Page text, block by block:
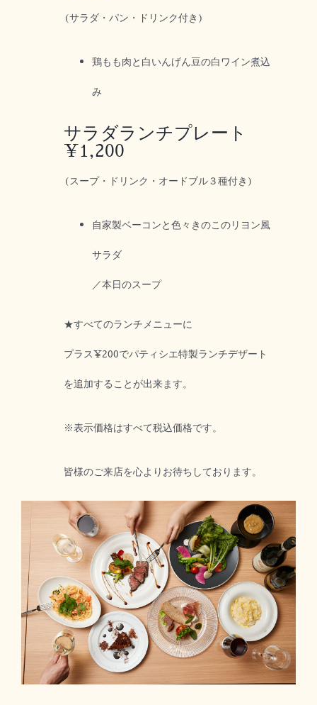
(サラダ・パン・ドリンク付き)
鶏もも肉と白いんげん豆の白ワイン煮込
み
サラダランチプレート
¥1,200
(スープ・ドリンク・オードブル３種付き)
自家製ベーコンと色々きのこのリヨン風
サラダ
／本日のスープ
★すべてのランチメニューに
プラス¥200でパティシエ特製ランチデザート
を追加することが出来ます。
※表示価格はすべて税込価格です。
皆様のご来店を心よりお待ちしております。